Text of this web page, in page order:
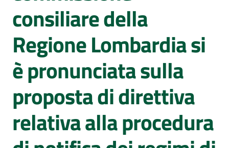
Le
Sessioni
europee
Notizie
Menu selezionato
Assemblea
consiliare della
Regione Lombardia si
è pronunciata sulla
proposta di direttiva
relativa alla procedura